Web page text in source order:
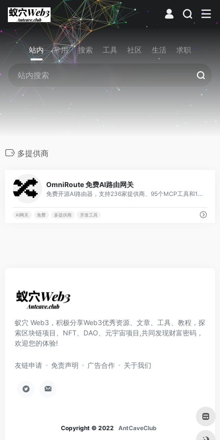
站内 常用 搜索 工具 社区 生活 求职
多提供商
OmniRoute 免费AI路由网关
免费开源AI路由器，支持236家提供商、95个MCP工具和17种路由策略。具备自动故障转移、语义缓存、记忆与技能、A2A协议等功能，可部署在任何环境，简化AI集成。
AI网关 免费 多提供商 开发工具
蚁穴 Web3，积极分享Web3优秀资源、文章、工具、教程，探
索区块链项目、NFT、DAO、元宇宙项目,共同发现财富密码，
欢迎您的体验!
友链申请 免责声明 广告合作 关于我们
Copyright © 2022 AntCaveClub